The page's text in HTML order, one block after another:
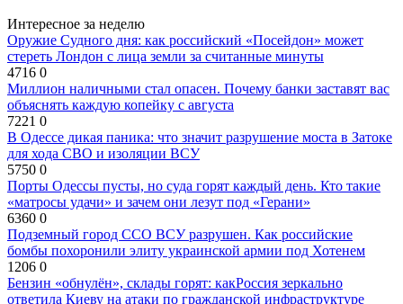
Интересное за неделю
Оружие Судного дня: как российский «Посейдон» может
стереть Лондон с лица земли за считанные минуты
4716 0
Миллион наличными стал опасен. Почему банки заставят вас
объяснять каждую копейку с августа
7221 0
В Одессе дикая паника: что значит разрушение моста в Затоке
для хода СВО и изоляции ВСУ
5750 0
Порты Одессы пусты, но суда горят каждый день. Кто такие
«матросы удачи» и зачем они лезут под «Герани»
6360 0
Подземный город ССО ВСУ разрушен. Как российские
бомбы похоронили элиту украинской армии под Хотенем
1206 0
Бензин «обнулён», склады горят: какРоссия зеркально
ответила Киеву на атаки по гражданской инфраструктуре